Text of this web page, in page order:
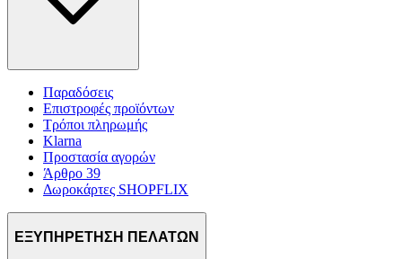
Παραδόσεις
Επιστροφές προϊόντων
Τρόποι πληρωμής
Klarna
Προστασία αγορών
Άρθρο 39
Δωροκάρτες SHOPFLIX
ΕΞΥΠΗΡΕΤΗΣΗ ΠΕΛΑΤΩΝ